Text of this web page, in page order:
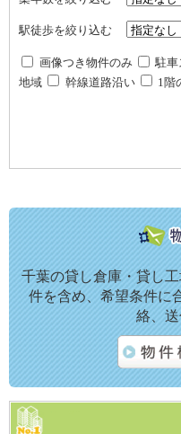
駅徒歩を絞り込む
画像つき物件のみ 駐車
地域
幹線道路沿い 1階
千葉の貸し倉庫・貸し
件を含め、希望条件に
絡、送